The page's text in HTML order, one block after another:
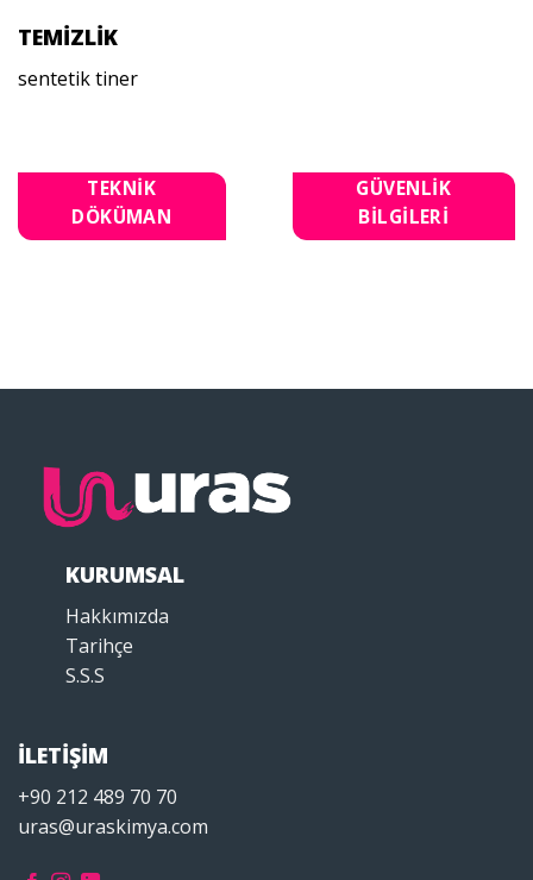
TEMİZLİK
sentetik tiner
TEKNİK
DÖKÜMAN
GÜVENLİK
BİLGİLERİ
KURUMSAL
Hakkımızda
Tarihçe
S.S.S
İLETİŞİM
+90 212 489 70 70
uras@uraskimya.com